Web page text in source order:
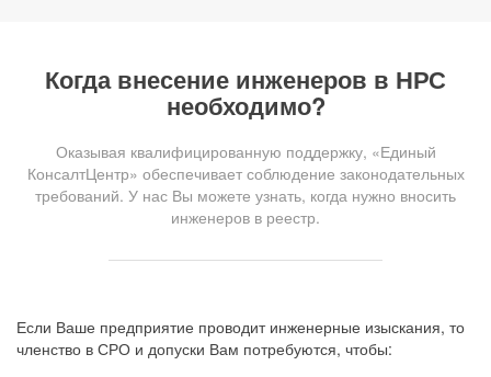
Когда внесение инженеров в НРС
необходимо?
Оказывая квалифицированную поддержку, «Единый
КонсалтЦентр» обеспечивает соблюдение законодательных
требований. У нас Вы можете узнать, когда нужно вносить
инженеров в реестр.
Если Ваше предприятие проводит инженерные изыскания, то
членство в СРО и допуски Вам потребуются, чтобы: